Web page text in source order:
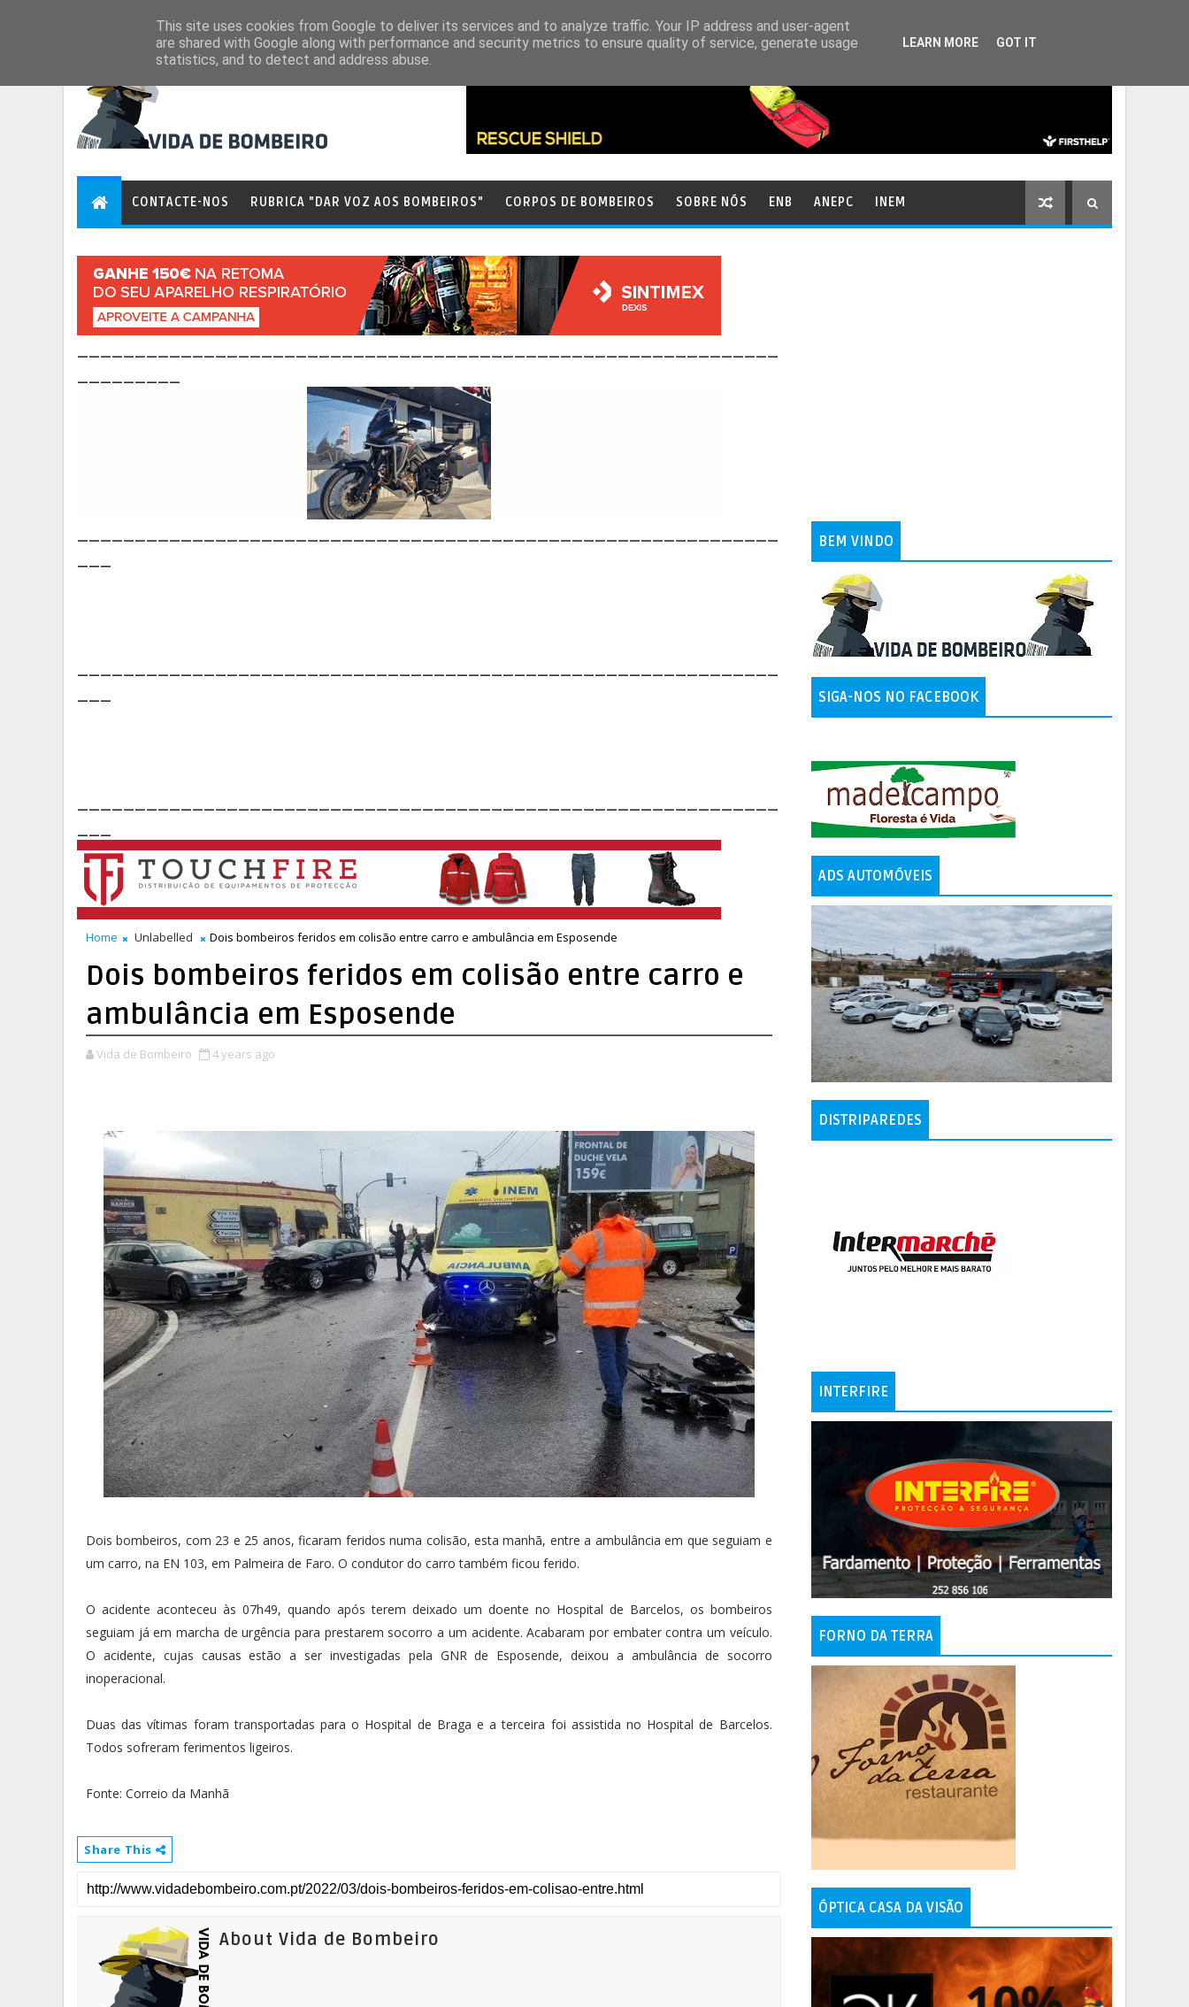
CONTACTE-NOS RUBRICA "DAR VOZ AOS BOMBEIROS" CORPOS DE BOMBEIROS SOBRE NÓS ENB ANEPC INEM
Home Unlabelled Dois bombeiros feridos em colisão entre carro e ambulância em Esposende
Dois bombeiros feridos em colisão entre carro e
ambulância em Esposende
Vida de Bombeiro 4 years ago
Dois bombeiros, com 23 e 25 anos, ficaram feridos numa colisão, esta manhã, entre a ambulância em que seguiam e
um carro, na EN 103, em Palmeira de Faro. O condutor do carro também ficou ferido.
O acidente aconteceu às 07h49, quando após terem deixado um doente no Hospital de Barcelos, os bombeiros
seguiam já em marcha de urgência para prestarem socorro a um acidente. Acabaram por embater contra um veículo.
O acidente, cujas causas estão a ser investigadas pela GNR de Esposende, deixou a ambulância de socorro
inoperacional.
Duas das vítimas foram transportadas para o Hospital de Braga e a terceira foi assistida no Hospital de Barcelos.
Todos sofreram ferimentos ligeiros.
Fonte: Correio da Manhã
Share This
About Vida de Bombeiro
BEM VINDO
SIGA-NOS NO FACEBOOK
ADS AUTOMÓVEIS
DISTRIPAREDES
INTERFIRE
FORNO DA TERRA
ÓPTICA CASA DA VISÃO
This site uses cookies from Google to deliver its services and to analyze traffic. Your IP address and user-agent
are shared with Google along with performance and security metrics to ensure quality of service, generate usage
statistics, and to detect and address abuse.
LEARN MORE GOT IT